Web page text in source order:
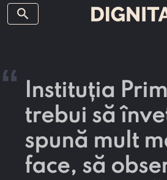
search
“
Instituția
trebui să
spună mult
face, să